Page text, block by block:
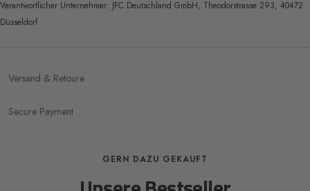
Verantwortlicher Unternehmer: JFC Deutschland GmbH, Theodorstrasse 293, 40472
Düsseldorf
Versand & Retoure
Secure Payment
GERN DAZU GEKAUFT